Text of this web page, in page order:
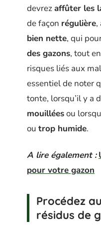
devrezaffûter les
de façon régulière,
bien nette, qui
des gazons, tout
risques liés aux
essentiel de noter
tonte, lorsqu’il y a
mouilléesou
ou trop humide.
A lire également :
pour votre gazon
Procédez
résidus de